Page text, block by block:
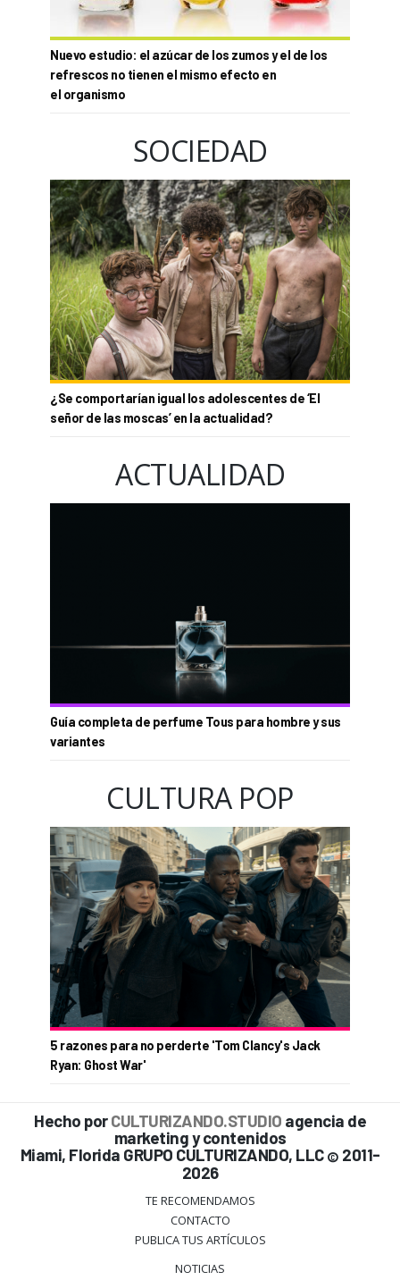
Nuevo estudio: el azúcar de los zumos y el de los
refrescos no tienen el mismo efecto en
el organismo
SOCIEDAD
¿Se comportarían igual los adolescentes de ‘El
señor de las moscas’ en la actualidad?
ACTUALIDAD
Guía completa de perfume Tous para hombre y sus
variantes
CULTURA POP
5 razones para no perderte 'Tom Clancy's Jack
Ryan: Ghost War'
Hecho porCULTURIZANDO.STUDIO agencia de
marketing y contenidos
Miami, Florida GRUPO CULTURIZANDO, LLC © 2011-
2026
TE RECOMENDAMOS
CONTACTO
PUBLICA TUS ARTÍCULOS
NOTICIAS